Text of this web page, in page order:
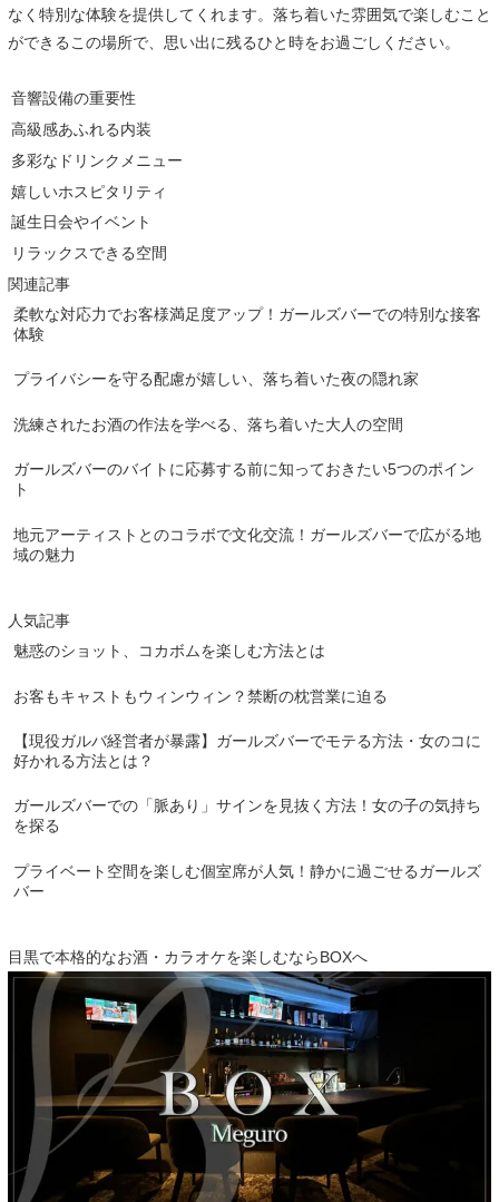
なく特別な体験を提供してくれます。落ち着いた雰囲気で楽しむこと
ができるこの場所で、思い出に残るひと時をお過ごしください。
音響設備の重要性
高級感あふれる内装
多彩なドリンクメニュー
嬉しいホスピタリティ
誕生日会やイベント
リラックスできる空間
関連記事
柔軟な対応力でお客様満足度アップ！ガールズバーでの特別な接客
体験
プライバシーを守る配慮が嬉しい、落ち着いた夜の隠れ家
洗練されたお酒の作法を学べる、落ち着いた大人の空間
ガールズバーのバイトに応募する前に知っておきたい5つのポイン
ト
地元アーティストとのコラボで文化交流！ガールズバーで広がる地
域の魅力
人気記事
魅惑のショット、コカボムを楽しむ方法とは
お客もキャストもウィンウィン？禁断の枕営業に迫る
【現役ガルバ経営者が暴露】ガールズバーでモテる方法・女のコに
好かれる方法とは？
ガールズバーでの「脈あり」サインを見抜く方法！女の子の気持ち
を探る
プライベート空間を楽しむ個室席が人気！静かに過ごせるガールズ
バー
目黒で本格的なお酒・カラオケを楽しむならBOXへ